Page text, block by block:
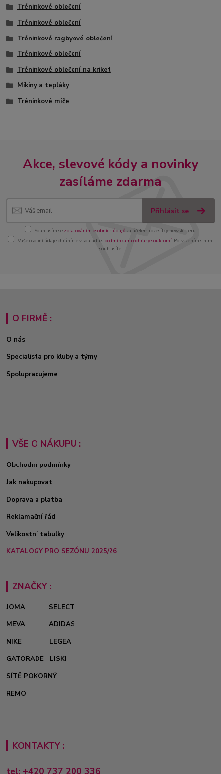
Tréninkové oblečení
Tréninkové oblečení
Tréninkové ragbyové oblečení
Tréninkové oblečení
Tréninkové oblečení na kriket
Mikiny a tepláky
Tréninkové míče
Akce, slevové kódy a novinky
zasíláme zdarma
Přihlásit se
Souhlasím se zpracováním osobních údajůza účelem rozesílky newsletteru.
Vaše osobní údaje chráníme v souladu s podmínkami ochrany soukromí. Potvrzením s nimi
souhlasíte.
O FIRMĚ :
O nás
Specialista pro kluby a týmy
Spolupracujeme
VŠE O NÁKUPU :
Obchodní podmínky
Jak nakupovat
Doprava a platba
Reklamační řád
Velikostní tabulky
KATALOGY PRO SEZÓNU 2025/26
ZNAČKY :
JOMA
SELECT
MEVA
ADIDAS
NIKE
LEGEA
GATORADE
LISKI
SÍTĚ POKORNÝ
REMO
KONTAKTY :
tel: +420 737 200 336